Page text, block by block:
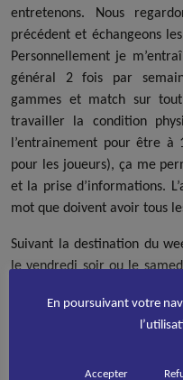
entretenons. Nous
précédent et échangeons
Personnellement je
général 2 fois par
gammes et match sur
travailler la condition
l’entrainement pour être à
pour les joueurs), ça me
et la prise d’informations.
mot que doivent avoir tous
Suivant la destination du
le vendredi soir ou le
deux matches et nous
général, nous débriefons
soit dans la journée et nous
En poursuivant votre
Accepter